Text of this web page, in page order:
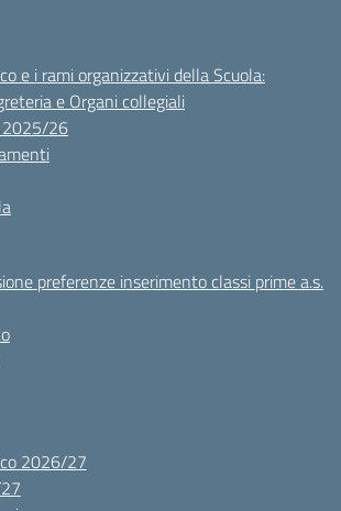
e i rami organizzativi della Scuola:
e Organi collegiali
2025/26
preferenze inserimento classi prime a.s.
2026/27